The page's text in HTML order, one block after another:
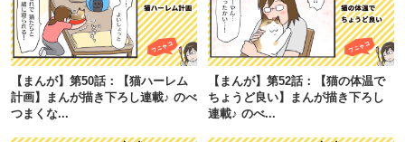
【まんが】第50話：【猫ハーレム
計画】まんが描き下ろし連載♪ のべ
つまくな...
【まんが】第52話：【猫の体温で
ちょうど良い】まんが描き下ろし
連載♪ のべ...